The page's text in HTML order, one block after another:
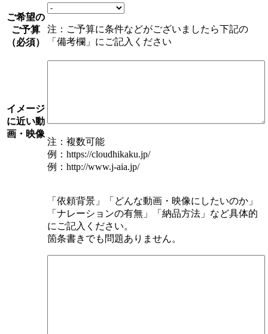
ご希望の
ご予算
（必須）
注：ご予算に条件などがございましたら下記の
「備考欄」にご記入ください
イメージ
に近い動
画・映像
注：複数可能
例：https://cloudhikaku.jp/
例：http://www.j-aia.jp/
「依頼背景」「どんな動画・映像にしたいのか」
「ナレーションの有無」「納品方法」など具体的
にご記入ください。
箇条書きでも問題ありません。